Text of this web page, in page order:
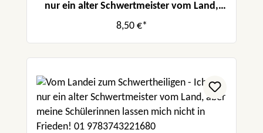
nur ein alter Schwertmeister vom Land,
aber meine Schülerinnen lassen mich nicht
in Frieden! 08
8,50 €*